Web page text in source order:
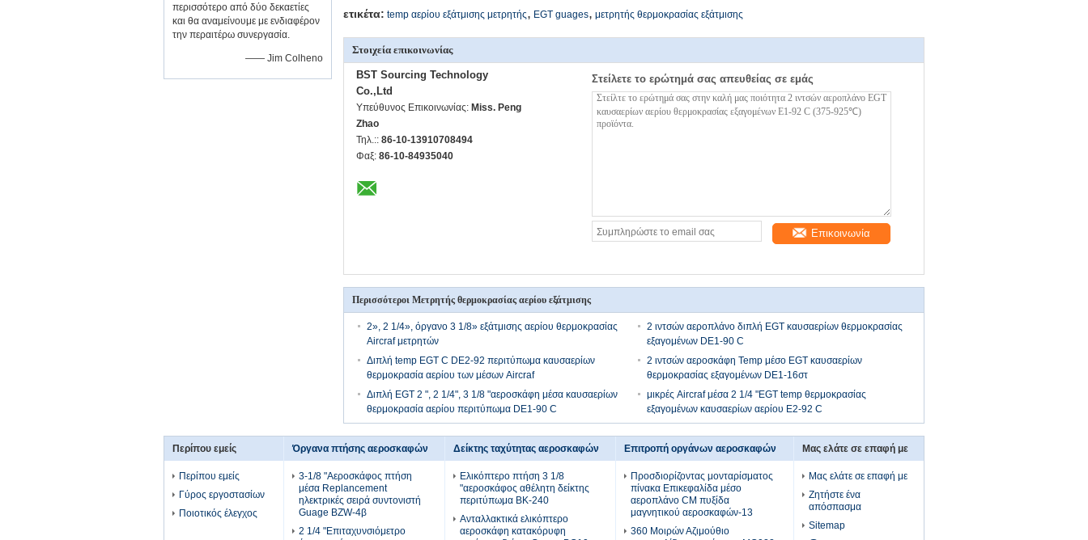
περισσότερο από δύο δεκαετίες
και θα αναμείνουμε με ενδιαφέρον
την περαιτέρω συνεργασία.
—— Jim Colheno
ετικέτα: temp αερίου εξάτμισης μετρητής, EGT guages, μετρητής θερμοκρασίας εξάτμισης
Στοιχεία επικοινωνίας
BST Sourcing Technology
Co.,Ltd
Υπεύθυνος Επικοινωνίας: Miss. Peng
Zhao
Τηλ.:: 86-10-13910708494
Φαξ: 86-10-84935040
Στείλετε το ερώτημά σας απευθείας σε εμάς
Επικοινωνία
Περισσότεροι Μετρητής θερμοκρασίας αερίου εξάτμισης
2», 2 1/4», όργανο 3 1/8» εξάτμισης αερίου θερμοκρασίας
Aircraf μετρητών
2 ιντσών αεροπλάνο διπλή EGT καυσαερίων θερμοκρασίας
εξαγομένων DE1-90 C
Διπλή temp EGT C DE2-92 περιτύπωμα καυσαερίων
θερμοκρασία αερίου των μέσων Aircraf
2 ιντσών αεροσκάφη Temp μέσο EGT καυσαερίων
θερμοκρασίας εξαγομένων DE1-16στ
Διπλή EGT 2 ", 2 1/4", 3 1/8 "αεροσκάφη μέσα καυσαερίων
θερμοκρασία αερίου περιτύπωμα DE1-90 C
μικρές Aircraf μέσα 2 1/4 "EGT temp θερμοκρασίας
εξαγομένων καυσαερίων αερίου E2-92 C
Περίπου εμείς
Περίπου εμείς
Γύρος εργοστασίων
Ποιοτικός έλεγχος
Όργανα πτήσης αεροσκαφών
3-1/8 "Αεροσκάφος πτήση
μέσα Replancement
ηλεκτρικές σειρά συντονιστή
Guage BZW-4β
2 1/4 "Επιταχυνσιόμετρο
Δείκτης ταχύτητας αεροσκαφών
Ελικόπτερο πτήση 3 1/8
"αεροσκάφος αθέλητη δείκτης
περιτύπωμα BK-240
Ανταλλακτικά ελικόπτερο
αεροσκάφη κατακόρυφη
Επιτροπή οργάνων αεροσκαφών
Προσδιορίζοντας μονταρίσματος
πίνακα Επικεφαλίδα μέσο
αεροπλάνο CM πυξίδα
μαγνητικού αεροσκαφών-13
360 Μοιρών Αζιμούθιο
Μας ελάτε σε επαφή με
Μας ελάτε σε επαφή με
Ζητήστε ένα
απόσπασμα
Sitemap